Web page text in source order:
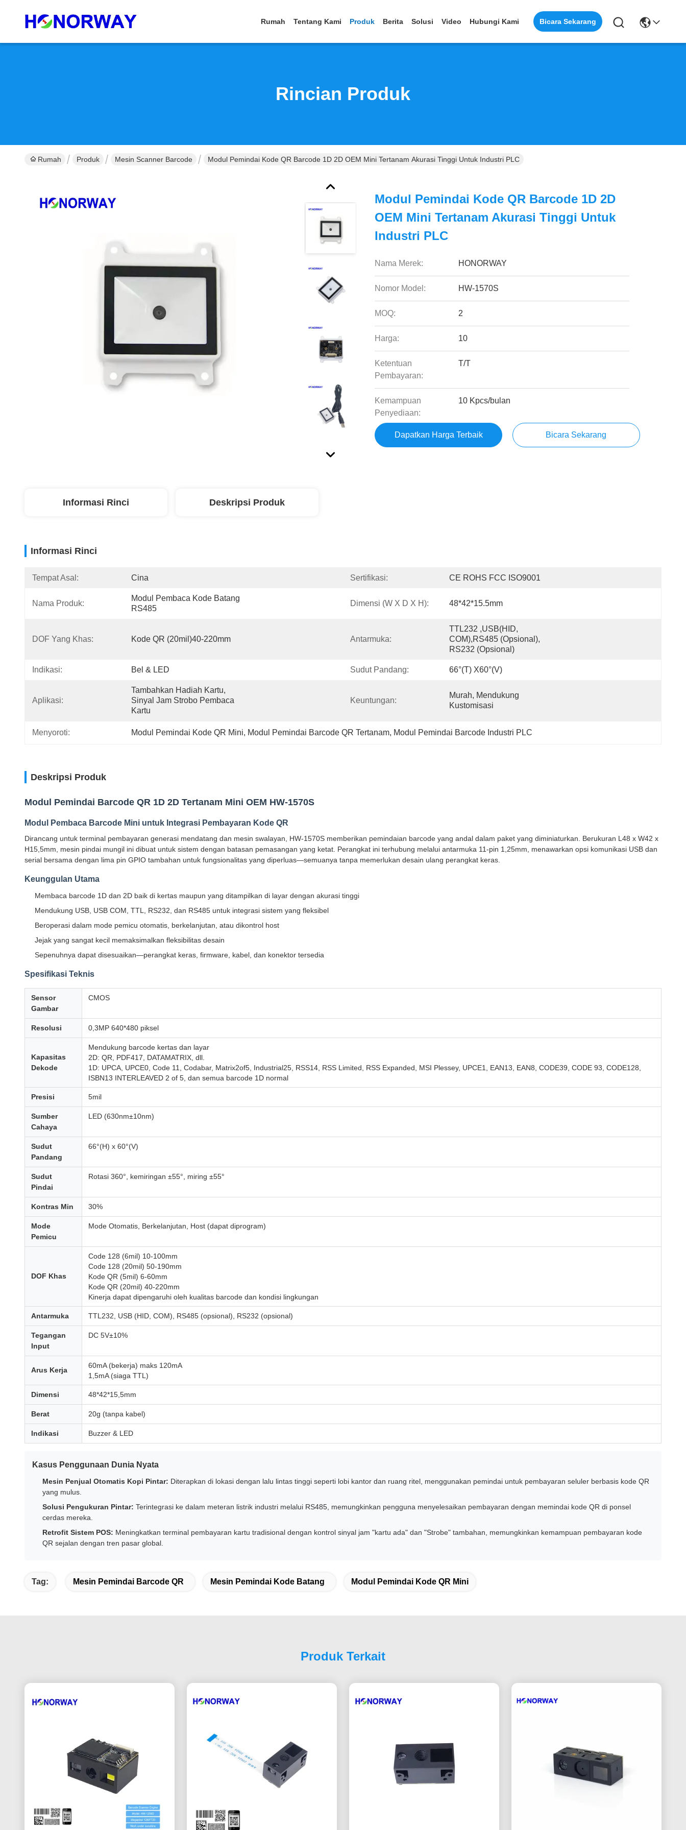
Rumah Tentang Kami Produk Berita Solusi Video Hubungi Kami Bicara Sekarang
Rincian Produk
Rumah Produk Mesin Scanner Barcode Modul Pemindai Kode QR Barcode 1D 2D OEM Mini Tertanam Akurasi Tinggi Untuk Industri PLC
Modul Pemindai Kode QR Barcode 1D 2D
OEM Mini Tertanam Akurasi Tinggi Untuk
Industri PLC
Nama Merek: HONORWAY
Nomor Model: HW-1570S
MOQ: 2
Harga: 10
Ketentuan
Pembayaran:
T/T
Kemampuan
Penyediaan:
10 Kpcs/bulan
Dapatkan Harga Terbaik Bicara Sekarang
Informasi Rinci Deskripsi Produk
Informasi Rinci
Tempat Asal: Cina Sertifikasi: CE ROHS FCC ISO9001
Nama Produk:
Modul Pembaca Kode Batang
RS485
Dimensi (W X D X H): 48*42*15.5mm
DOF Yang Khas: Kode QR (20mil)40-220mm Antarmuka:
TTL232 ,USB(HID,
COM),RS485 (opsional),
RS232 (opsional)
Indikasi: Bel & LED Sudut Pandang: 66°(T) X60°(V)
Aplikasi:
Tambahkan Hadiah Kartu,
Sinyal Jam Strobo Pembaca
Kartu
Keuntungan:
Murah, Mendukung
Kustomisasi
Menyoroti: Modul Pemindai Kode QR Mini, Modul Pemindai Barcode QR Tertanam, Modul Pemindai Barcode Industri PLC
Deskripsi Produk
Modul Pemindai Barcode QR 1D 2D Tertanam Mini OEM HW-1570S
Modul Pembaca Barcode Mini untuk Integrasi Pembayaran Kode QR
Dirancang untuk terminal pembayaran generasi mendatang dan mesin swalayan, HW-1570S memberikan pemindaian barcode yang andal dalam paket yang diminiaturkan. Berukuran L48 x W42 x
H15,5mm, mesin pindai mungil ini dibuat untuk sistem dengan batasan pemasangan yang ketat. Perangkat ini terhubung melalui antarmuka 11-pin 1,25mm, menawarkan opsi komunikasi USB dan
serial bersama dengan lima pin GPIO tambahan untuk fungsionalitas yang diperluas—semuanya tanpa memerlukan desain ulang perangkat keras.
Keunggulan Utama
Membaca barcode 1D dan 2D baik di kertas maupun yang ditampilkan di layar dengan akurasi tinggi
Mendukung USB, USB COM, TTL, RS232, dan RS485 untuk integrasi sistem yang fleksibel
Beroperasi dalam mode pemicu otomatis, berkelanjutan, atau dikontrol host
Jejak yang sangat kecil memaksimalkan fleksibilitas desain
Sepenuhnya dapat disesuaikan—perangkat keras, firmware, kabel, dan konektor tersedia
Spesifikasi Teknis
Sensor
Gambar
CMOS
Resolusi 0,3MP 640*480 piksel
Kapasitas
Dekode
Mendukung barcode kertas dan layar
2D: QR, PDF417, DATAMATRIX, dll.
1D: UPCA, UPCE0, Code 11, Codabar, Matrix2of5, Industrial25, RSS14, RSS Limited, RSS Expanded, MSI Plessey, UPCE1, EAN13, EAN8, CODE39, CODE 93, CODE128,
ISBN13 INTERLEAVED 2 of 5, dan semua barcode 1D normal
Presisi 5mil
Sumber
Cahaya
LED (630nm±10nm)
Sudut
Pandang
66°(H) x 60°(V)
Sudut
Pindai
Rotasi 360°, kemiringan ±55°, miring ±55°
Kontras Min 30%
Mode
Pemicu
Mode Otomatis, Berkelanjutan, Host (dapat diprogram)
DOF Khas
Code 128 (6mil) 10-100mm
Code 128 (20mil) 50-190mm
Kode QR (5mil) 6-60mm
Kode QR (20mil) 40-220mm
Kinerja dapat dipengaruhi oleh kualitas barcode dan kondisi lingkungan
Antarmuka TTL232, USB (HID, COM), RS485 (opsional), RS232 (opsional)
Tegangan
Input
DC 5V±10%
Arus Kerja
60mA (bekerja) maks 120mA
1,5mA (siaga TTL)
Dimensi 48*42*15,5mm
Berat 20g (tanpa kabel)
Indikasi Buzzer & LED
Kasus Penggunaan Dunia Nyata
Mesin Penjual Otomatis Kopi Pintar: Diterapkan di lokasi dengan lalu lintas tinggi seperti lobi kantor dan ruang ritel, menggunakan pemindai untuk pembayaran seluler berbasis kode QR
yang mulus.
Solusi Pengukuran Pintar: Terintegrasi ke dalam meteran listrik industri melalui RS485, memungkinkan pengguna menyelesaikan pembayaran dengan memindai kode QR di ponsel
cerdas mereka.
Retrofit Sistem POS: Meningkatkan terminal pembayaran kartu tradisional dengan kontrol sinyal jam "kartu ada" dan "Strobe" tambahan, memungkinkan kemampuan pembayaran kode
QR sejalan dengan tren pasar global.
Tag: Mesin Pemindai Barcode QR Mesin Pemindai Kode Batang Modul Pemindai Kode QR Mini
Produk Terkait